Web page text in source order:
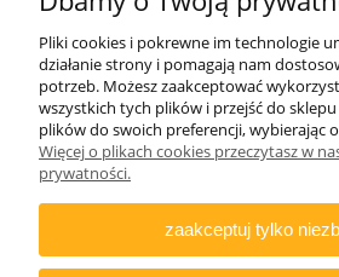
ZAMAWIANIE
DODATKOWE
Pliki cookies i pokrewne im technologie
działanie strony i pomagają nam
potrzeb. Możesz zaakceptować
wszystkich tych plików i przejść do
plików do swoich preferencji, wybierając
Więcej o plikach cookies przeczytasz w
prywatności.
zaakceptuj tylko